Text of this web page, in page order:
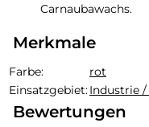
Carnaubawachs.
Merkmale
Produkteigenschaft
Wert
Farbe:
rot
Einsatzgebiet:Industrie
Bewertungen